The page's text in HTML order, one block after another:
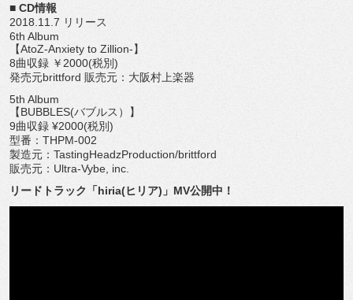
■ CD情報
2018.11.7 リリース
6th Album
【AtoZ-Anxiety to Zillion-】
8曲収録 ￥2000(税別)
発売元brittford 販売元：大阪村上楽器
5th Album
【BUBBLES(バブルス）】
9曲収録 ¥2000(税別)
型番：THPM-002
製造元：TastingHeadzProduction/brittford
販売元：Ultra-Vybe, inc.
リードトラック「hiria(ヒリア)」MV公開中！